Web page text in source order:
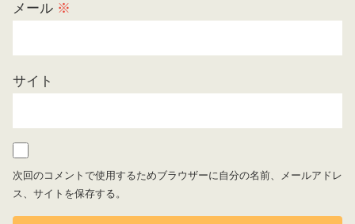
メール ※
サイト
次回のコメントで使用するためブラウザーに自分の名前、メールアドレ
ス、サイトを保存する。